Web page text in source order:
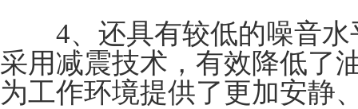
4、还具有较低的噪音水
采用减震技术，有效降低了
为工作环境提供了更加安静